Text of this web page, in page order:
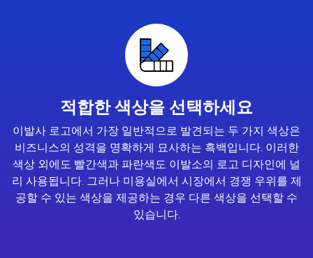
적합한 색상을 선택하세요
이발사 로고에서 가장 일반적으로 발견되는 두 가지 색상은
비즈니스의 성격을 명확하게 묘사하는 흑백입니다. 이러한
색상 외에도 빨간색과 파란색도 이발소의 로고 디자인에 널
리 사용됩니다. 그러나 미용실에서 시장에서 경쟁 우위를 제
공할 수 있는 색상을 제공하는 경우 다른 색상을 선택할 수
있습니다.